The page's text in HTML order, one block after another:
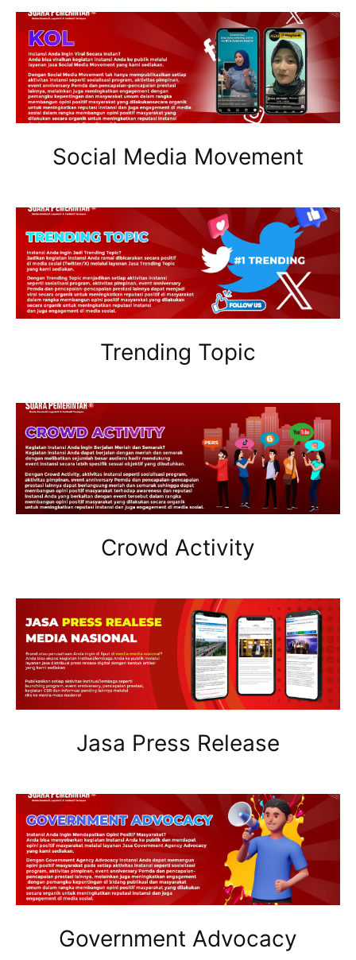
Social Media Movement
Trending Topic
Crowd Activity
Jasa Press Release
Government Advocacy